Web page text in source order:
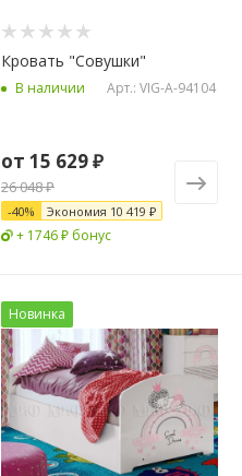
Кровать "Совушки"
В наличии Арт.: VIG-A-94104
от 15 629 ₽
26 048 ₽
-40% Экономия 10 419 ₽
+ 1746 ₽ бонус
Новинка